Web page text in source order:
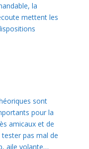
la
mettent les
sont
pour la
amicaux et de
pas mal de
aile volante…